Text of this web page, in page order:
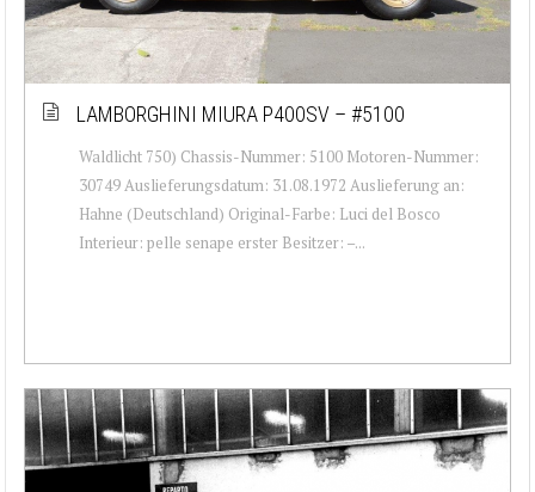
LAMBORGHINI MIURA P400SV – #5100
Waldlicht 750) Chassis-Nummer: 5100 Motoren-Nummer:
30749 Auslieferungsdatum: 31.08.1972 Auslieferung an:
Hahne (Deutschland) Original-Farbe: Luci del Bosco
Interieur: pelle senape erster Besitzer: –...